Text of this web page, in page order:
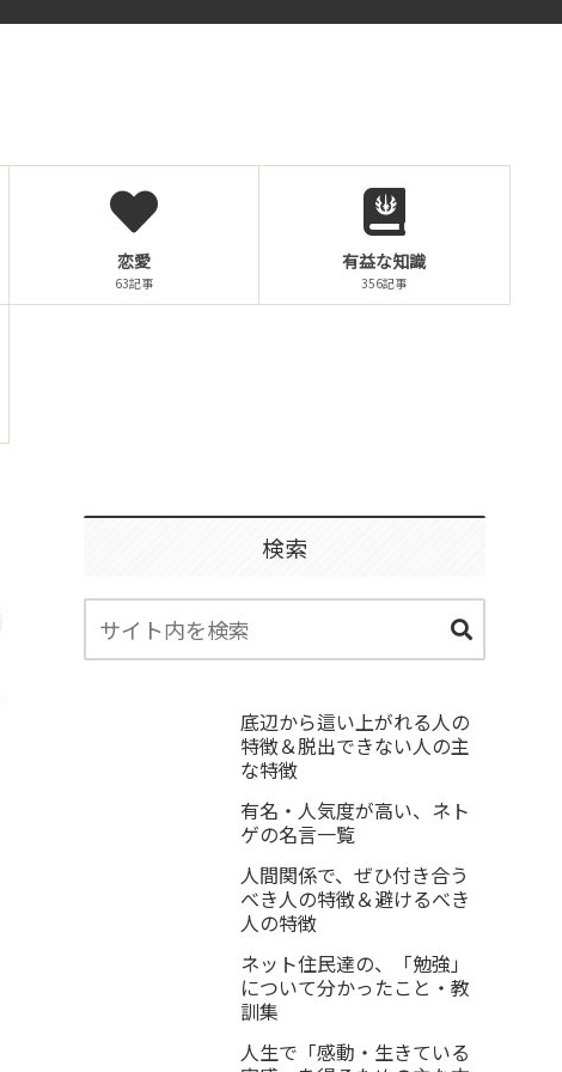
恋愛
63記事
有益な知識
356記事
検索
底辺から這い上がれる人の
特徴＆脱出できない人の主
な特徴
有名・人気度が高い、ネト
ゲの名言一覧
人間関係で、ぜひ付き合う
べき人の特徴＆避けるべき
人の特徴
ネット住民達の、「勉強」
について分かったこと・教
訓集
人生で「感動・生きている